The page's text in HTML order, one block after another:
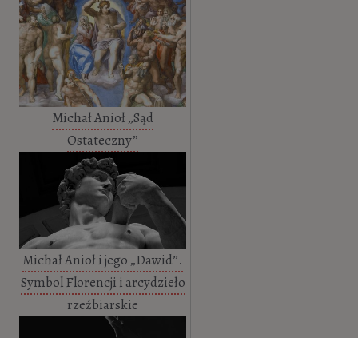
Michał Anioł „Sąd
Ostateczny”
Michał Anioł i jego „Dawid”.
Symbol Florencji i arcydzieło
rzeźbiarskie